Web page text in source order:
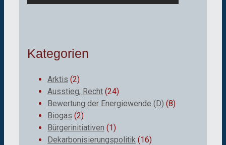
Kategorien
Arktis (2)
Ausstieg, Recht (24)
Bewertung der Energiewende (D) (8)
Biogas (2)
Bürgerinitiativen (1)
Dekarbonisierungspolitik (16)